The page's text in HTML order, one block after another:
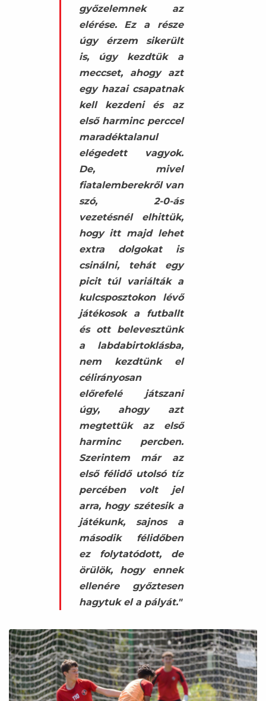
győzelemnek az
elérése. Ez a része
úgy érzem sikerült
is, úgy kezdtük a
meccset, ahogy azt
egy hazai csapatnak
kell kezdeni és az
első harminc perccel
maradéktalanul
elégedett vagyok.
De, mivel
fiatalemberekről van
szó, 2-0-ás
vezetésnél elhittük,
hogy itt majd lehet
extra dolgokat is
csinálni, tehát egy
picit túl variálták a
kulcsposztokon lévő
játékosok a futballt
és ott belevesztünk
a labdabirtoklásba,
nem kezdtünk el
célirányosan
előrefelé játszani
úgy, ahogy azt
megtettük az első
harminc percben.
Szerintem már az
első félidő utolsó tíz
percében volt jel
arra, hogy szétesik a
játékunk, sajnos a
második félidőben
ez folytatódott, de
örülök, hogy ennek
ellenére győztesen
hagytuk el a pályát."